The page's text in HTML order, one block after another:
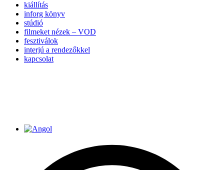
kiállítás
inforg könyv
stúdió
filmeket nézek – VOD
fesztiválok
interjú a rendezőkkel
kapcsolat